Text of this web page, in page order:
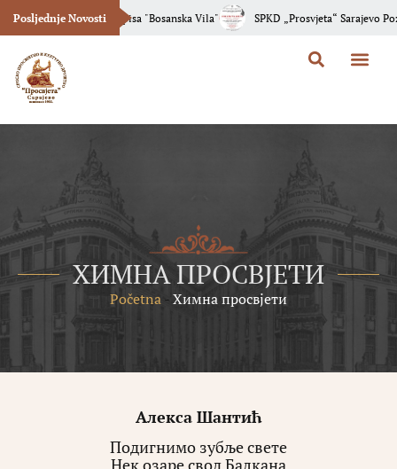
Posljednje Novosti
Novog Broja Časopisa "Bosanska Vila" SPKD „Prosvjeta“ Sarajevo
ХИМНА ПРОСВЈЕТИ
Početna-Химна просвјети
Алекса Шантић
Подигнимо зубље свете